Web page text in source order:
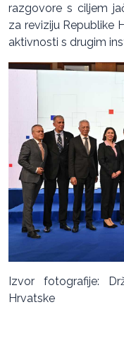
razgovore s ciljem
za reviziju Republike
aktivnosti s drugim
Izvor fotografije:
Hrvatske